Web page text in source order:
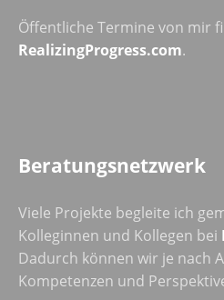
Öffentliche Termine von mir
RealizingProgress.com.
Beratungsnetzwerk
Viele Projekte begleite ich
Kolleginnen und Kollegen bei
Dadurch können wir je nach
Kompetenzen und